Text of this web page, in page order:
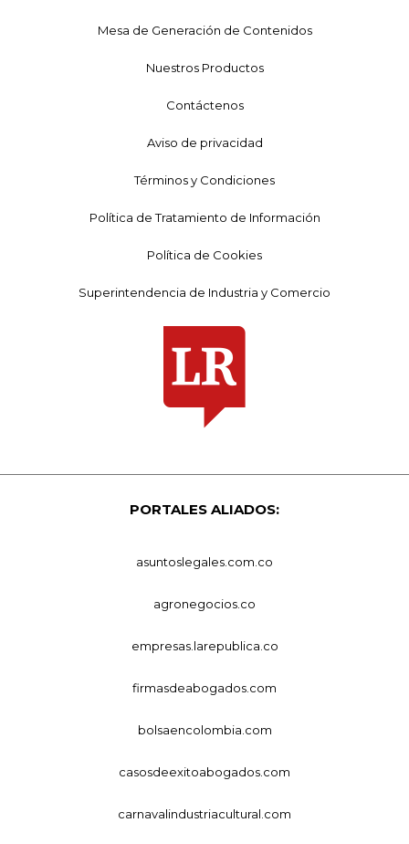
Mesa de Generación de Contenidos
Nuestros Productos
Contáctenos
Aviso de privacidad
Términos y Condiciones
Política de Tratamiento de Información
Política de Cookies
Superintendencia de Industria y Comercio
PORTALES ALIADOS:
asuntoslegales.com.co
agronegocios.co
empresas.larepublica.co
firmasdeabogados.com
bolsaencolombia.com
casosdeexitoabogados.com
carnavalindustriacultural.com